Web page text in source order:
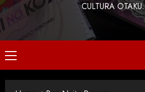
CULTURA OTAKU.